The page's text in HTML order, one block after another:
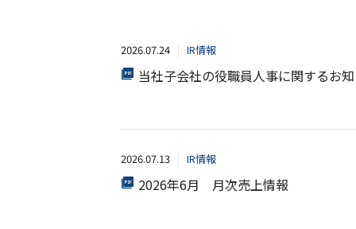
2026.07.24 IR情報
当社子会社の役職員人事に関するお
2026.07.13 IR情報
2026年6月 月次売上情報